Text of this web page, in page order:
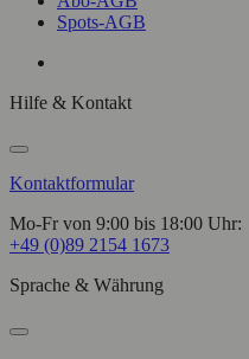
Spots-AGB
Hilfe & Kontakt
Kontaktformular
Mo-Fr von 9:00 bis 18:00 Uhr:
+49 (0)89 2154 1673
Sprache & Währung